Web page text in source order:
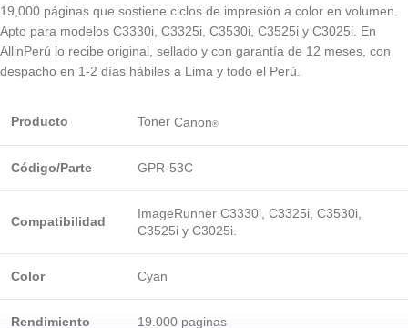
19,000 páginas que sostiene ciclos de impresión a color en volumen.
Apto para modelos C3330i, C3325i, C3530i, C3525i y C3025i. En
AllinPerú lo recibe original, sellado y con garantía de 12 meses, con
despacho en 1-2 días hábiles a Lima y todo el Perú.
Producto Toner Canon®
Código/Parte GPR-53C
Compatibilidad
ImageRunner C3330i, C3325i, C3530i,
C3525i y C3025i.
Color Cyan
Rendimiento 19.000 paginas